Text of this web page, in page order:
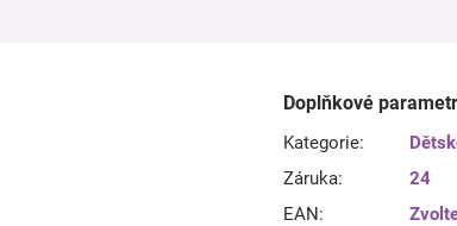
Doplňkové
Kategorie:
Záruka:
24
EAN: